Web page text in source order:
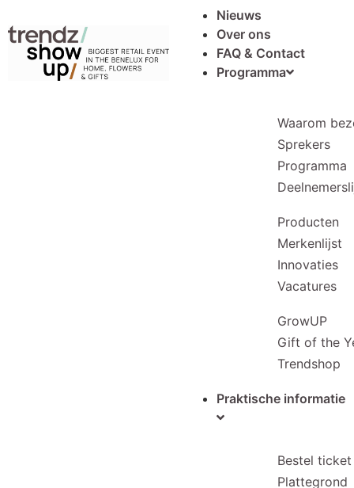
Nieuws
Over ons
FAQ & Contact
Programma
Waarom
Sprekers
Programma
Producten
Merkenlijst
Innovaties
Vacatures
GrowUP
Gift of the
Trendshop
Praktische informatie
Bestel ticket
Plattegrond